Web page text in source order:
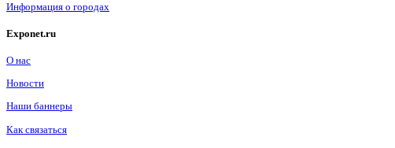
Информация о городах
Exponet.ru
О нас
Новости
Наши баннеры
Как связаться